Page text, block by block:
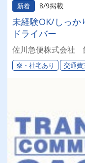
新着 8/9掲載
未経験OK/しっ
ドライバー
佐川急便株式会社
寮・社宅あり 交通費